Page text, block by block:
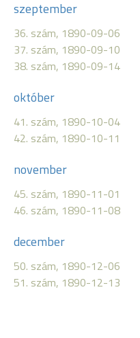
szeptember
36. szám, 1890-09-06
37. szám, 1890-09-10
38. szám, 1890-09-14
október
41. szám, 1890-10-04
42. szám, 1890-10-11
november
45. szám, 1890-11-01
46. szám, 1890-11-08
december
50. szám, 1890-12-06
51. szám, 1890-12-13